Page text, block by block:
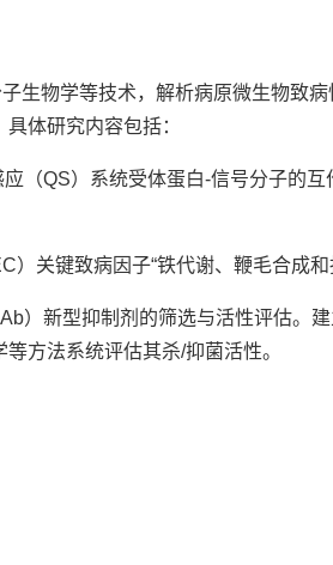
生物学等技术，解析病原微生物致
体研究内容包括：
应（QS）系统受体蛋白-信号分子的
）关键致病因子“铁代谢、鞭毛合成
）新型抑制剂的筛选与活性评估。
方法系统评估其杀/抑菌活性。